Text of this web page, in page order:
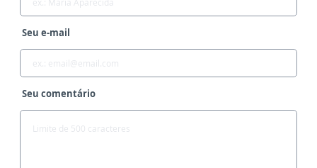
Seu e-mail
Seu comentário